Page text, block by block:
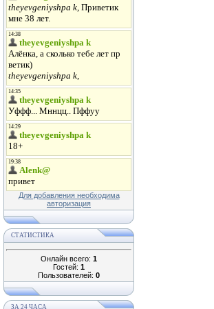
Для добавления необходима
авторизация
СТАТИСТИКА
Онлайн всего: 1
Гостей: 1
Пользователей: 0
ЗА 24 ЧАСА